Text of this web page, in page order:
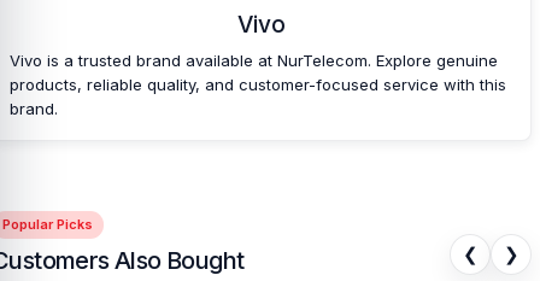
Vivo
Vivo is a trusted brand available at NurTelecom. Explore genuine
products, reliable quality, and customer-focused service with this
brand.
Popular Picks
Also Bought ❮ ❯